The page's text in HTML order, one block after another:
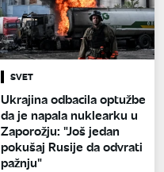
SVET
Ukrajina odbacila optužbe
da je napala nuklearku u
Zaporožju: "Još jedan
pokušaj Rusije da odvrati
pažnju"